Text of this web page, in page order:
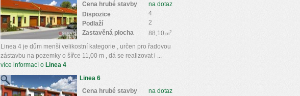
na dotaz
Cena hrubé stavby
4
Dispozice
2
Podlaží
88,10m2
Zastavěná plocha
Linea 4 je dům menší velikostní kategorie , určen pro řadovou
zástavbu na pozemky o šířce 11,00 m , dá se realizovat i ...
více informací o Linea 4
Linea 6
na dotaz
Cena hrubé stavby